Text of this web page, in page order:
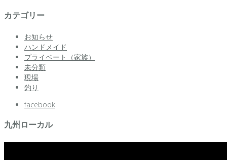
カテゴリー
お知らせ
ハンドメイド
プライベート（家族）
未分類
現場
釣り
facebook
九州ローカル